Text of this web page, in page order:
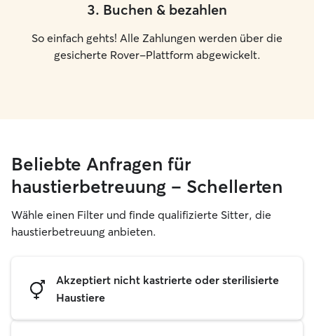
3. Buchen & bezahlen
So einfach gehts! Alle Zahlungen werden über die
gesicherte Rover-Plattform abgewickelt.
Beliebte Anfragen für
haustierbetreuung – Schellerten
Wähle einen Filter und finde qualifizierte Sitter, die
haustierbetreuung anbieten.
Akzeptiert nicht kastrierte oder sterilisierte
Haustiere